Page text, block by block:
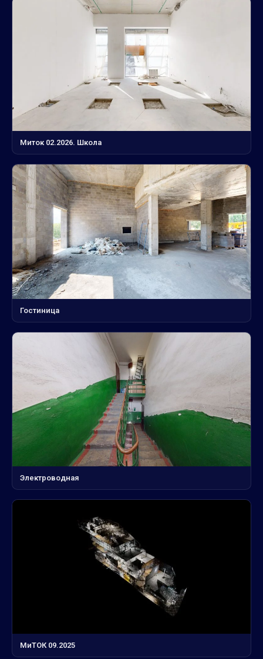
Миток 02.2026. Школа
Гостиница
Электроводная
МиТОК 09.2025